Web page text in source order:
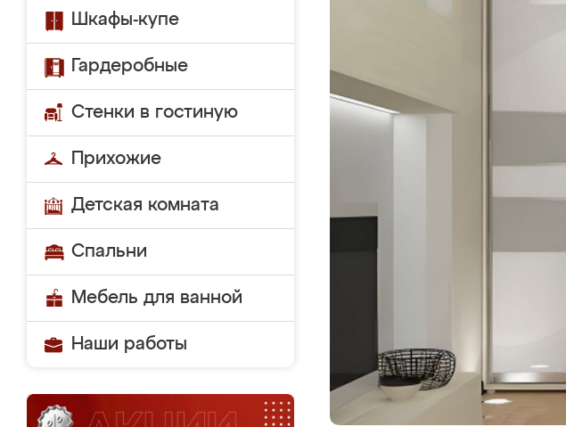
Шкафы-купе
Гардеробные
Стенки в гостиную
Прихожие
Детская комната
Спальни
Мебель для ванной
Наши работы